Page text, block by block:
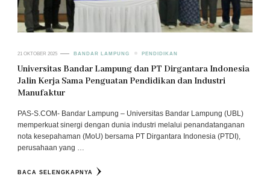
21 OKTOBER 2025 BANDAR LAMPUNG PENDIDIKAN
Universitas Bandar Lampung dan PT Dirgantara Indonesia
Jalin Kerja Sama Penguatan Pendidikan dan Industri
Manufaktur
PAS-S.COM- Bandar Lampung – Universitas Bandar Lampung (UBL)
memperkuat sinergi dengan dunia industri melalui penandatanganan
nota kesepahaman (MoU) bersama PT Dirgantara Indonesia (PTDI),
perusahaan yang …
BACA SELENGKAPNYA